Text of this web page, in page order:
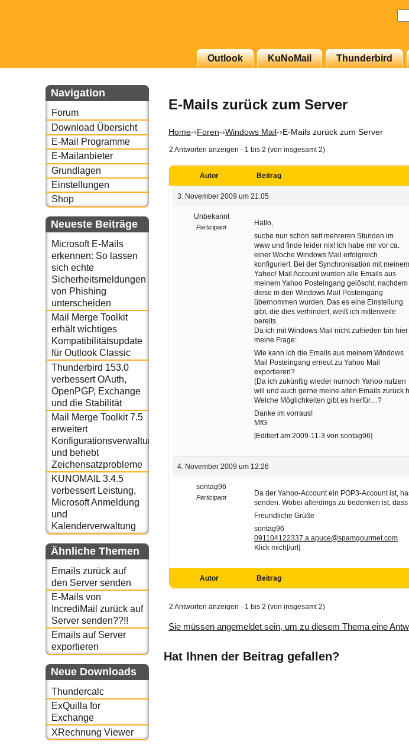
Outlook KuNoMail Thunderbird
Navigation
Forum
Download Übersicht
E-Mail Programme
E-Mailanbieter
Grundlagen
Einstellungen
Shop
Neueste Beiträge
Microsoft E-Mails
erkennen: So lassen
sich echte
Sicherheitsmeldungen
von Phishing
unterscheiden
Mail Merge Toolkit
erhält wichtiges
Kompatibilitätsupdate
für Outlook Classic
Thunderbird 153.0
verbessert OAuth,
OpenPGP, Exchange
und die Stabilität
Mail Merge Toolkit 7.5
erweitert
Konfigurationsverwaltung
und behebt
Zeichensatzprobleme
KUNOMAIL 3.4.5
verbessert Leistung,
Microsoft Anmeldung
und
Kalenderverwaltung
Ähnliche Themen
Emails zurück auf
den Server senden
E-Mails von
IncrediMail zurück auf
Server senden??!!
Emails auf Server
exportieren
Neue Downloads
Thundercalc
ExQuilla for
Exchange
XRechnung Viewer
E-Mails zurück zum Server
Home-›Foren-›Windows Mail-›E-Mails zurück zum Server
2 Antworten anzeigen - 1 bis 2 (von insgesamt 2)
Autor Beitrag
3. November 2009 um 21:05
Unbekannt
Participant
Hallo,
suche nun schon seit mehreren Stunden im
www und finde leider nix! Ich habe mir vor ca.
einer Woche Windows Mail erfolgreich
konfiguriert. Bei der Synchronisation mit meinem
Yahoo! Mail Account wurden alle Emails aus
meinem Yahoo Posteingang gelöscht, nachdem
diese in den Windows Mail Posteingang
übernommen wurden. Das es eine Einstellung
gibt, die dies verhindert, weiß ich mitlerweile
bereits.
Da ich mit Windows Mail nicht zufrieden bin hier
meine Frage:
Wie kann ich die Emails aus meinem Windows
Mail Posteingang erneut zu Yahoo Mail
exportieren?
(Da ich zukünftig wieder nurnoch Yahoo nutzen
will und auch gerne meine alten Emails zurück
Welche Möglichkeiten gibt es hierfür…?
Danke im vorraus!
MfG
[Editiert am 2009-11-3 von sontag96]
4. November 2009 um 12:26
sontag96
Participant
Da der Yahoo-Account ein POP3-Account ist,
senden. Wobei allerdings zu bedenken ist,
Freundliche Grüße
sontag96
091104122337.a.apuce@spamgourmet.com
Klick mich[/url]
Autor Beitrag
2 Antworten anzeigen - 1 bis 2 (von insgesamt 2)
Sie müssen angemeldet sein, um zu diesem Thema eine
Hat Ihnen der Beitrag gefallen?
oder auch